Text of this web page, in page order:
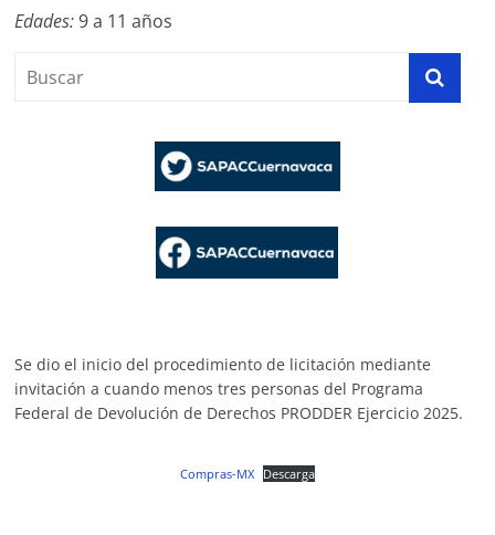
Edades:9 a 11 años
Se dio el inicio del procedimiento de licitación mediante
invitación a cuando menos tres personas del Programa
Federal de Devolución de Derechos PRODDER Ejercicio 2025.
Compras-MX Descarga